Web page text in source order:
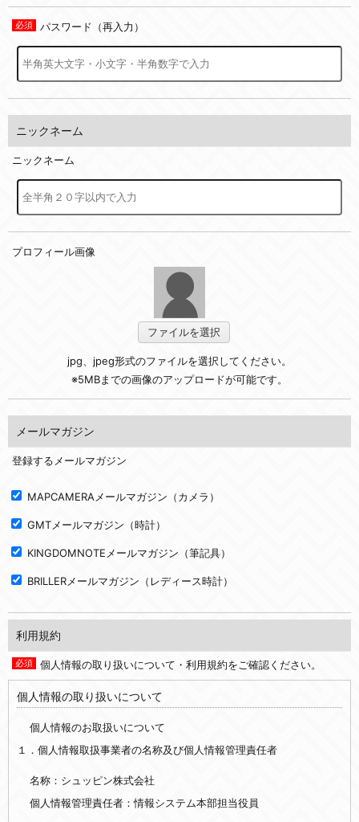
パスワード（再入力）
ニックネーム
ニックネーム
プロフィール画像
ファイルを選択
jpg、jpeg形式のファイルを選択してください。
※5MBまでの画像のアップロードが可能です。
メールマガジン
登録するメールマガジン
MAPCAMERAメールマガジン（カメラ）
GMTメールマガジン（時計）
KINGDOMNOTEメールマガジン（筆記具）
BRILLERメールマガジン（レディース時計）
利用規約
個人情報の取り扱いについて・利用規約をご確認ください。
個人情報の取り扱いについて
個人情報のお取扱いについて
１．個人情報取扱事業者の名称及び個人情報管理責任者
名称：シュッピン株式会社
個人情報管理責任者：情報システム本部担当役員